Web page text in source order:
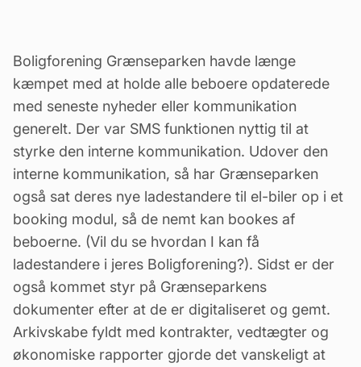
Boligforening Grænseparken havde længe
kæmpet med at holde alle beboere opdaterede
med seneste nyheder eller kommunikation
generelt. Der var SMS funktionen nyttig til at
styrke den interne kommunikation. Udover den
interne kommunikation, så har Grænseparken
også sat deres nye ladestandere til el-biler op i et
booking modul, så de nemt kan bookes af
beboerne. (Vil du se hvordan I kan få
ladestandere i jeres Boligforening?). Sidst er der
også kommet styr på Grænseparkens
dokumenter efter at de er digitaliseret og gemt.
Arkivskabe fyldt med kontrakter, vedtægter og
økonomiske rapporter gjorde det vanskeligt at